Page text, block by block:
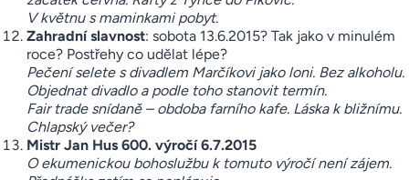
V květnu s maminkami pobyt.
Zahradní slavnost: sobota 13.6.2015? Tak jako v minulém
roce? Postřehy co udělat lépe?
Pečení selete s divadlem Marčíkovi jako loni. Bez alkoholu.
Objednat divadlo a podle toho stanovit termín.
Fair trade snídaně – obdoba farního kafe. Láska k bližnímu.
Chlapský večer?
Mistr Jan Hus 600. výročí 6.7.2015
O ekumenickou bohoslužbu k tomuto výročí není zájem.